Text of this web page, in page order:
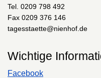
Tel. 0209 798 492
Fax 0209 376 146
tagesstaette@nienhof.de
Wichtige
Facebook